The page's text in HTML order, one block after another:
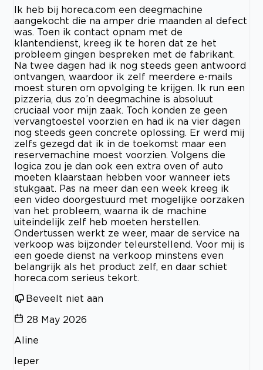
Ik heb bij horeca.com een deegmachine
aangekocht die na amper drie maanden al defect
was. Toen ik contact opnam met de
klantendienst, kreeg ik te horen dat ze het
probleem gingen bespreken met de fabrikant.
Na twee dagen had ik nog steeds geen antwoord
ontvangen, waardoor ik zelf meerdere e-mails
moest sturen om opvolging te krijgen. Ik run een
pizzeria, dus zo’n deegmachine is absoluut
cruciaal voor mijn zaak. Toch konden ze geen
vervangtoestel voorzien en had ik na vier dagen
nog steeds geen concrete oplossing. Er werd mij
zelfs gezegd dat ik in de toekomst maar een
reservemachine moest voorzien. Volgens die
logica zou je dan ook een extra oven of auto
moeten klaarstaan hebben voor wanneer iets
stukgaat. Pas na meer dan een week kreeg ik
een video doorgestuurd met mogelijke oorzaken
van het probleem, waarna ik de machine
uiteindelijk zelf heb moeten herstellen.
Ondertussen werkt ze weer, maar de service na
verkoop was bijzonder teleurstellend. Voor mij is
een goede dienst na verkoop minstens even
belangrijk als het product zelf, en daar schiet
horeca.com serieus tekort.
Beveelt niet aan
28 May 2026
Aline
Ieper